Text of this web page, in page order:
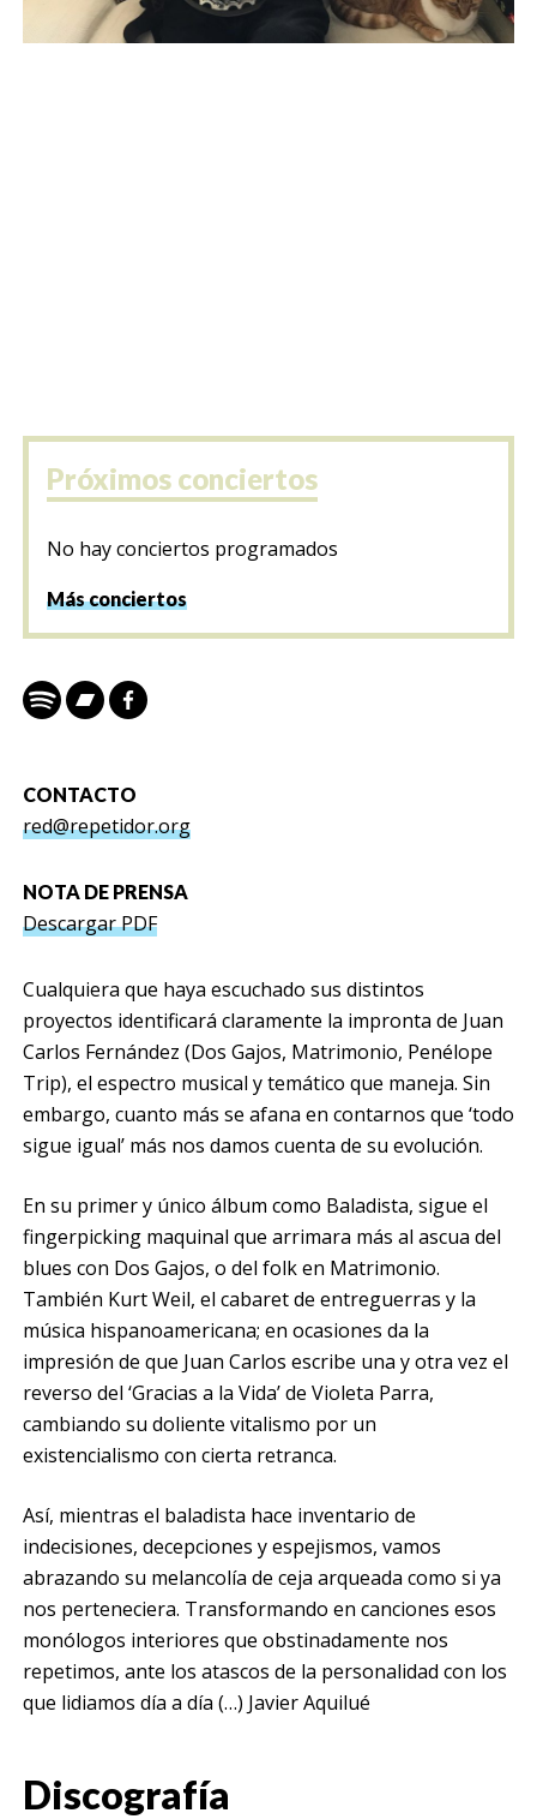
Próximos conciertos
No hay conciertos programados
Más conciertos
CONTACTO
red@repetidor.org
NOTA DE PRENSA
Descargar PDF
Cualquiera que haya escuchado sus distintos
proyectos identificará claramente la impronta de Juan
Carlos Fernández (Dos Gajos, Matrimonio, Penélope
Trip), el espectro musical y temático que maneja. Sin
embargo, cuanto más se afana en contarnos que ‘todo
sigue igual’ más nos damos cuenta de su evolución.
En su primer y único álbum como Baladista, sigue el
fingerpicking maquinal que arrimara más al ascua del
blues con Dos Gajos, o del folk en Matrimonio.
También Kurt Weil, el cabaret de entreguerras y la
música hispanoamericana; en ocasiones da la
impresión de que Juan Carlos escribe una y otra vez el
reverso del ‘Gracias a la Vida’ de Violeta Parra,
cambiando su doliente vitalismo por un
existencialismo con cierta retranca.
Así, mientras el baladista hace inventario de
indecisiones, decepciones y espejismos, vamos
abrazando su melancolía de ceja arqueada como si ya
nos perteneciera. Transformando en canciones esos
monólogos interiores que obstinadamente nos
repetimos, ante los atascos de la personalidad con los
que lidiamos día a día (…) Javier Aquilué
Discografía